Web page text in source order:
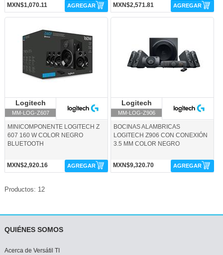
MXN$1,070.11 AGREGAR MXN$2,571.81 AGREGAR
Logitech
MM-LOG-Z607
MINICOMPONENTE LOGITECH Z
607 160 W COLOR NEGRO
BLUETOOTH
MXN$2,920.16 AGREGAR
Logitech
MM-LOG-Z906
BOCINAS ALAMBRICAS
LOGITECH Z906 CON CONEXIÓN
3.5 MM COLOR NEGRO
MXN$9,320.70 AGREGAR
Productos: 12
QUIÉNES SOMOS
Acerca de Versátil TI